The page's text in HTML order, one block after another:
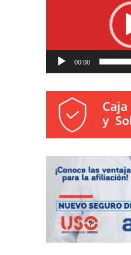
00:00